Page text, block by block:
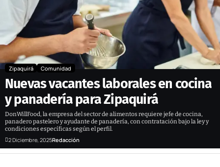
Zipaquirá Comunidad
Nuevas vacantes laborales en cocina
y panadería para Zipaquirá
DonWillFood, la empresa del sector de alimentos requiere jefe de cocina,
panadero pastelero y ayudante de panadería, con contratación bajo la ley y
condiciones específicas según el perfil.
2 Diciembre, 2025Redacción